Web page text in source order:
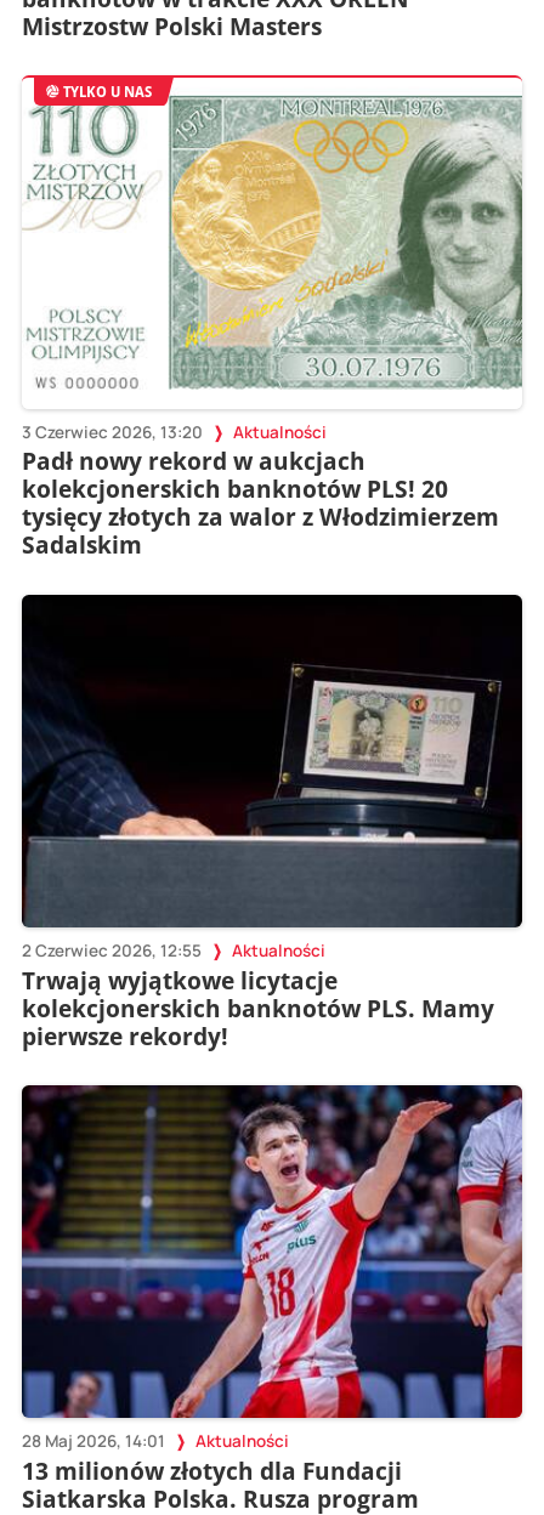
Mistrzostw Polski Masters
TYLKO U NAS
3 Czerwiec 2026, 13:20 Aktualności
Padł nowy rekord w aukcjach
kolekcjonerskich banknotów PLS! 20
tysięcy złotych za walor z Włodzimierzem
Sadalskim
2 Czerwiec 2026, 12:55 Aktualności
Trwają wyjątkowe licytacje
kolekcjonerskich banknotów PLS. Mamy
pierwsze rekordy!
28 Maj 2026, 14:01 Aktualności
13 milionów złotych dla Fundacji
Siatkarska Polska. Rusza program